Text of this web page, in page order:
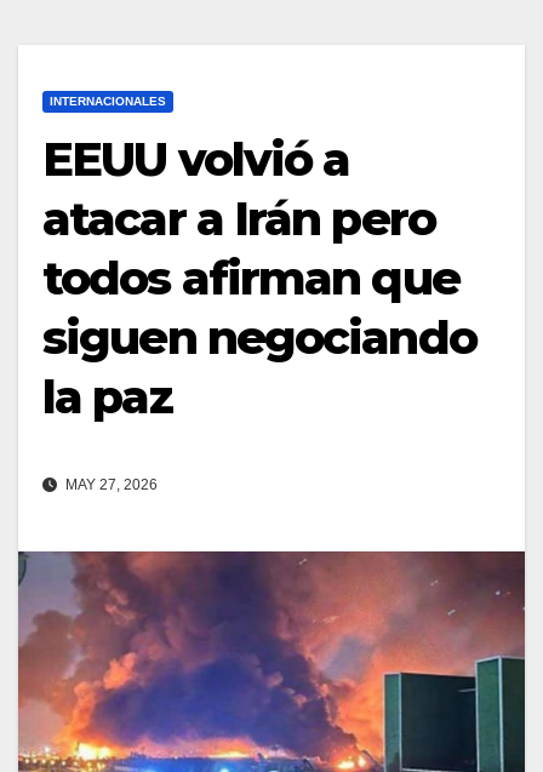
INTERNACIONALES
EEUU volvió a
atacar a Irán pero
todos afirman que
siguen negociando
la paz
MAY 27, 2026